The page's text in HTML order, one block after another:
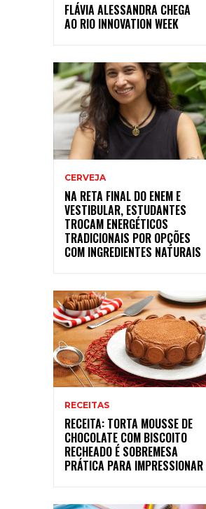
FLÁVIA ALESSANDRA CHEGA
AO RIO INNOVATION WEEK
CERVEJA
NA RETA FINAL DO ENEM E
VESTIBULAR, ESTUDANTES
TROCAM ENERGÉTICOS
TRADICIONAIS POR OPÇÕES
COM INGREDIENTES NATURAIS
RECEITAS
RECEITA: TORTA MOUSSE DE
CHOCOLATE COM BISCOITO
RECHEADO É SOBREMESA
PRÁTICA PARA IMPRESSIONAR